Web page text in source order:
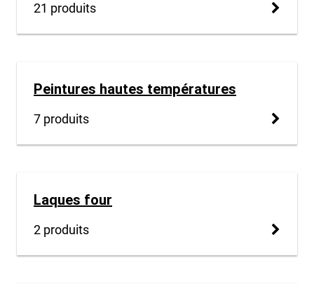
21 produits
Peintures hautes températures
7 produits
Laques four
2 produits